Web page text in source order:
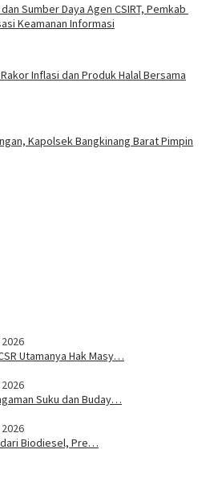
Sumber Daya Agen CSIRT, Pemkab
Keamanan Informasi
Inflasi dan Produk Halal Bersama
Kapolsek Bangkinang Barat Pimpin
Utamanya Hak Masy…
Suku dan Buday…
Biodiesel, Pre…